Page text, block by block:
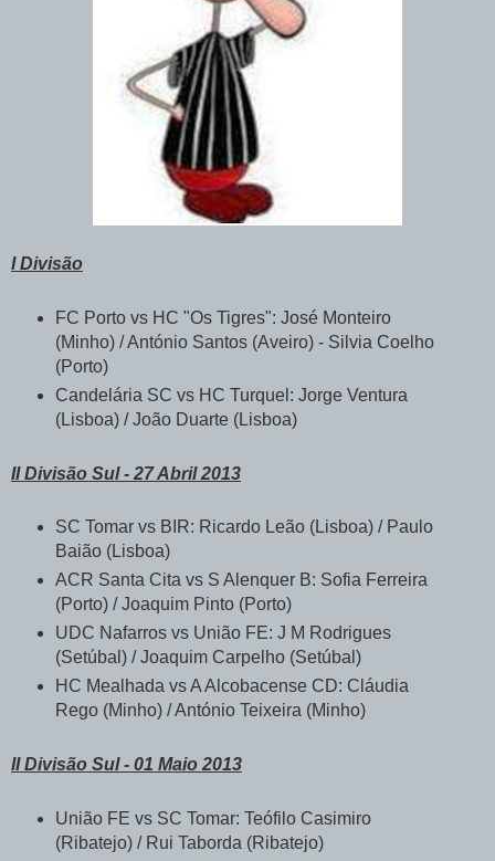
I Divisão
FC Porto vs HC "Os Tigres": José Monteiro
(Minho) / António Santos (Aveiro) - Silvia Coelho
(Porto)
Candelária SC vs HC Turquel: Jorge Ventura
(Lisboa) / João Duarte (Lisboa)
II Divisão Sul - 27 Abril 2013
SC Tomar vs BIR: Ricardo Leão (Lisboa) / Paulo
Baião (Lisboa)
ACR Santa Cita vs S Alenquer B: Sofia Ferreira
(Porto) / Joaquim Pinto (Porto)
UDC Nafarros vs União FE: J M Rodrigues
(Setúbal) / Joaquim Carpelho (Setúbal)
HC Mealhada vs A Alcobacense CD: Cláudia
Rego (Minho) / António Teixeira (Minho)
II Divisão Sul - 01 Maio 2013
União FE vs SC Tomar: Teófilo Casimiro
(Ribatejo) / Rui Taborda (Ribatejo)